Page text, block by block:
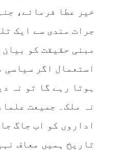
خیر عطا فرمائے،
جرات مندی سے ایک
مبنی حقیقت کو بیان
استعمال اگر سیاسی
ہوتا رہے گا تو نہ
نہ ملک۔ جمیعت
اداروں کو اب جاگ
تاریخ ہمیں معاف